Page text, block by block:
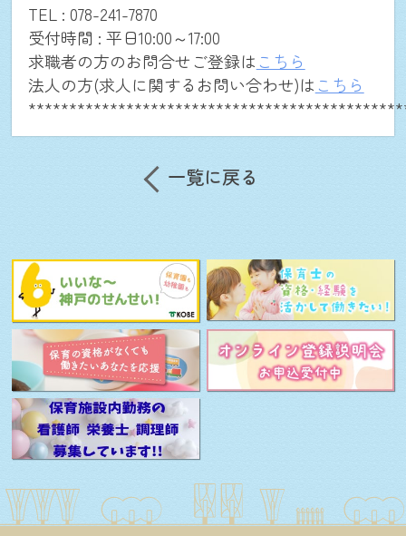
お問合せ(法人の方用)
ログイン
close
TEL : 078-241-7870
受付時間 : 平日10:00～17:00
求職者の方のお問合せご登録は こちら
法人の方(求人に関するお問い合わせ)は こちら
一覧に戻る